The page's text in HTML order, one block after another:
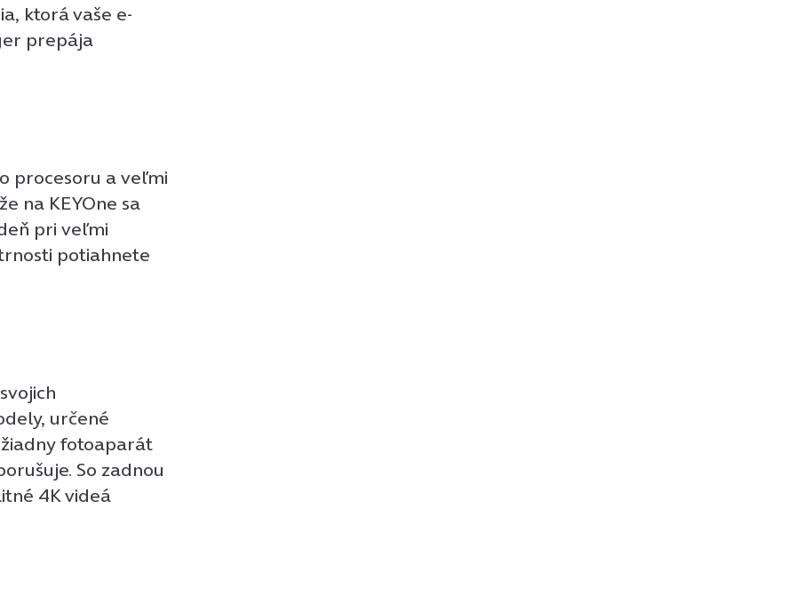
ktorá vaše e-
prepája
procesoru a veľmi
na KEYOne sa
pri veľmi
potiahnete
určené
fotoaparát
So zadnou
4K videá